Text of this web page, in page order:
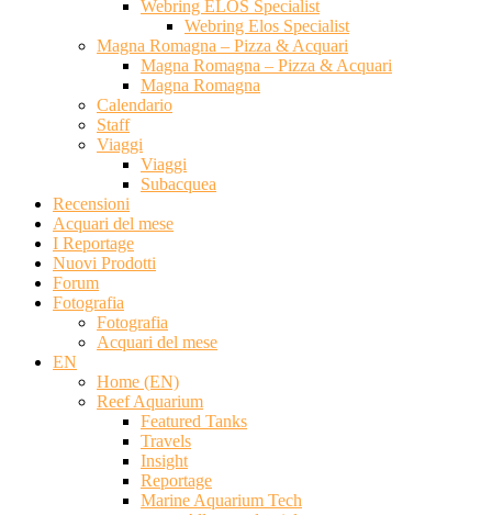
Webring ELOS Specialist
Webring Elos Specialist
Magna Romagna – Pizza & Acquari
Magna Romagna – Pizza & Acquari
Magna Romagna
Calendario
Staff
Viaggi
Viaggi
Subacquea
Recensioni
Acquari del mese
I Reportage
Nuovi Prodotti
Forum
Fotografia
Fotografia
Acquari del mese
EN
Home (EN)
Reef Aquarium
Featured Tanks
Travels
Insight
Reportage
Marine Aquarium Tech